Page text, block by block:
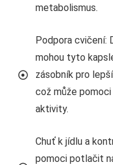
metabolismus.
Podpora cvičení:
mohou tyto
zásobník pro
což může
aktivity.
Chuť k jídlu a
pomoci potlačit